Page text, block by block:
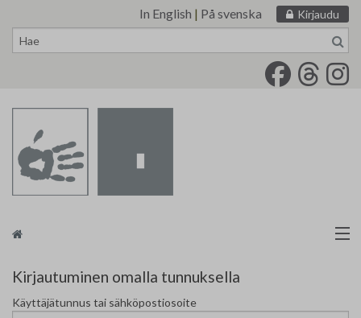
In English | På svenska Kirjaudu
sisältöön
Taidemaalariliitto
Näyttelytoiminta
Kirjautuminen omalla tunnuksella
Käyttäjätunnus tai sähköpostiosoite